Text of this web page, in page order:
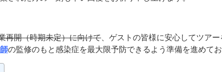
再開（時期未定）に向けて、ゲストの皆様に安心してツア
の監修のもと感染症を最大限予防できるよう準備を進めて